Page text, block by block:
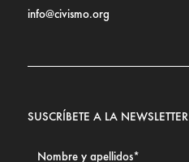
info@civismo.org
SUSCRÍBETE A LA NEWSLETTER